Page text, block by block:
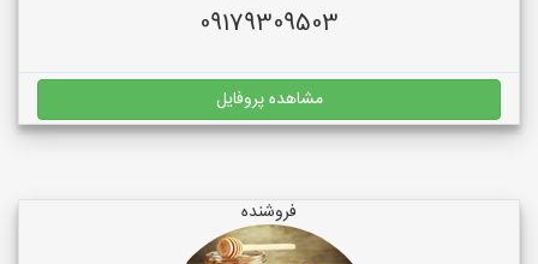
09179309503
مشاهده پروفایل
فروشنده